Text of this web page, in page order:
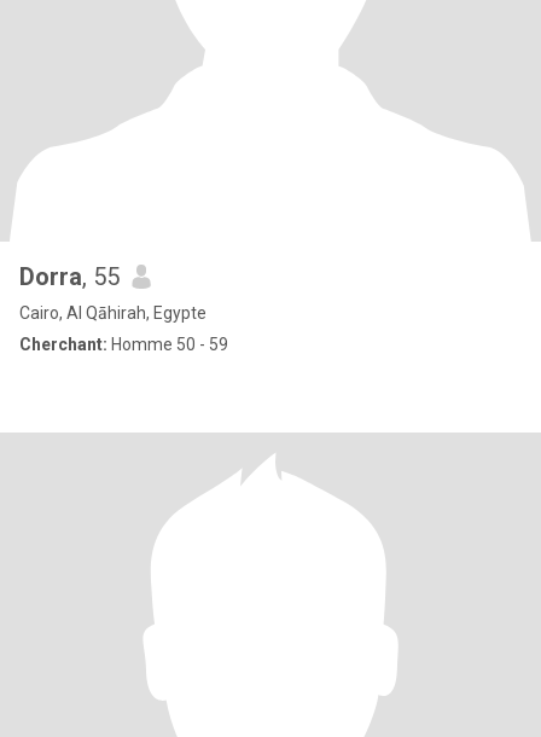
Dorra, 55
Cairo, Al Qāhirah, Egypte
Cherchant: Homme 50 - 59